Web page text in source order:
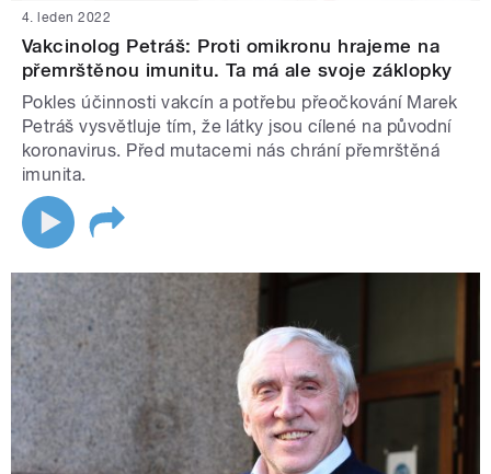
4. leden 2022
Vakcinolog Petráš: Proti omikronu hrajeme na
přemrštěnou imunitu. Ta má ale svoje záklopky
Pokles účinnosti vakcín a potřebu přeočkování Marek
Petráš vysvětluje tím, že látky jsou cílené na původní
koronavirus. Před mutacemi nás chrání přemrštěná
imunita.